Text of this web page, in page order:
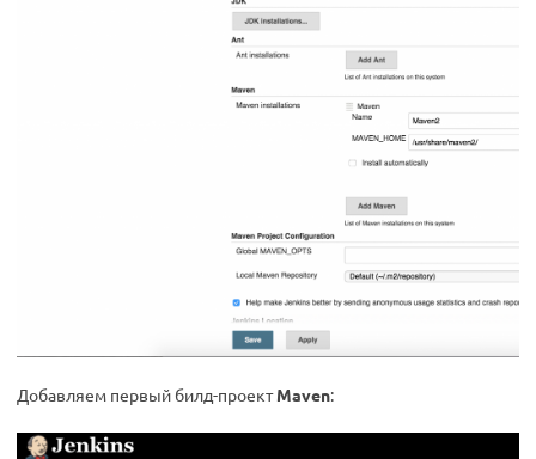
Добавляем первый билд-проектMaven: